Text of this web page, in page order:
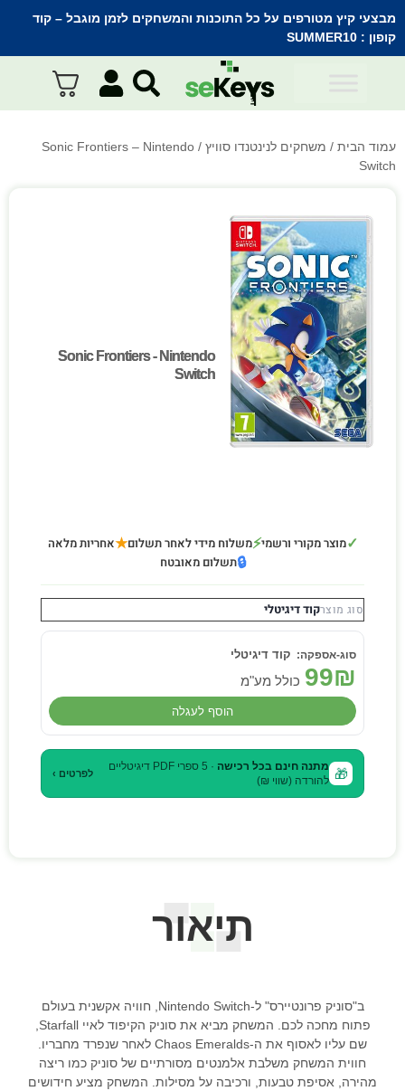
מבצעי קיץ מטורפים על כל התוכנות והמשחקים לזמן מוגבל – קוד
קופון : SUMMER10
עמוד הבית / משחקים לנינטנדו סוויץ
/ Sonic Frontiers – Nintendo
Switch
Sonic Frontiers - Nintendo
Switch
Sonic Frontiers - Nintendo
Switch
✓מוצר מקורי ורשמי⚡משלוח מידי לאחר תשלום★אחריות מלאה
🔒תשלום מאובטח
סוג מוצרקוד דיגיטלי
קוד דיגיטלי
99₪ כולל מע"מ
הוסף לעגלה
🎁 מתנה חינם בכל רכישה
· 5 ספרי PDF דיגיטליים
להורדה (שווי ₪)
לפרטים ›
תיאור
ב"סוניק פרונטיירס" ל-Nintendo Switch, חוויה אקשנית בעולם
פתוח מחכה לכם. המשחק מביא את סוניק הקיפוד לאיי Starfall,
שם עליו לאסוף את ה-Chaos Emeralds לאחר שנפרד מחבריו.
חווית המשחק משלבת אלמנטים מסורתיים של סוניק כמו ריצה
מהירה, אסיפת טבעות, ורכיבה על מסילות. המשחק מציע חידושים